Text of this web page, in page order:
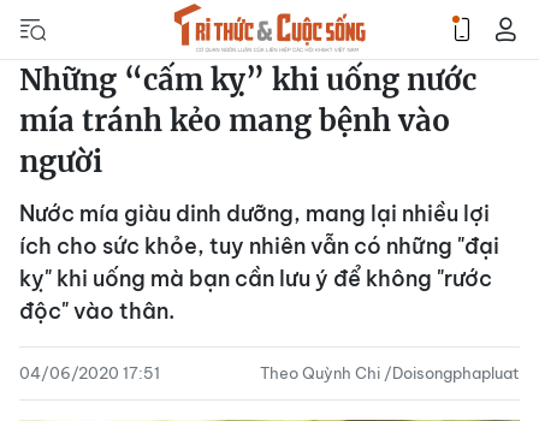
Những “cấm kỵ” khi uống nước
mía tránh kẻo mang bệnh vào
người
Nước mía giàu dinh dưỡng, mang lại nhiều lợi
ích cho sức khỏe, tuy nhiên vẫn có những "đại
kỵ" khi uống mà bạn cần lưu ý để không "rước
độc" vào thân.
04/06/2020 17:51 Theo Quỳnh Chi /Doisongphapluat